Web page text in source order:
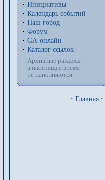
Инициативы
Календарь событий
Наш город
Форум
GA-онлайн
Каталог ссылок
Архивные разделы
в настоящее время
не наполняются
· Главная ·